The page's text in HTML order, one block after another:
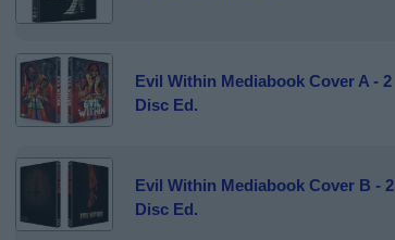
Evil Within Mediabook Cover A - 2
Disc Ed.
Evil Within Mediabook Cover B - 2
Disc Ed.